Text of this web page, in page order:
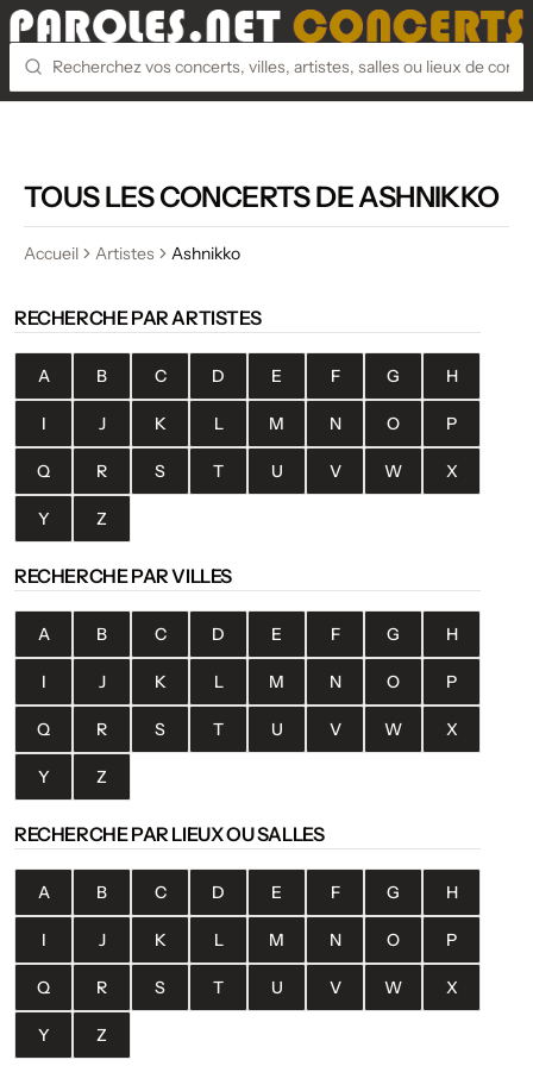
TOUS LES CONCERTS DE ASHNIKKO
Accueil Artistes Ashnikko
RECHERCHE PAR ARTISTES
A B C D E F G H
I J K L M N O P
Q R S T U V W X
Y Z
RECHERCHE PAR VILLES
A B C D E F G H
I J K L M N O P
Q R S T U V W X
Y Z
RECHERCHE PAR LIEUX OU SALLES
A B C D E F G H
I J K L M N O P
Q R S T U V W X
Y Z